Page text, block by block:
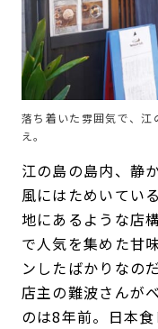
落ち着いた雰囲気で、江
え。
江の島の島内、静
風にはためいてい
地にあるような店
で人気を集めた甘
ンしたばかりなの
店主の難波さんが
のは8年前。日本